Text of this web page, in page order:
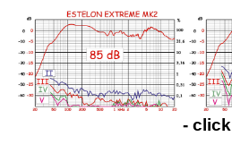
-